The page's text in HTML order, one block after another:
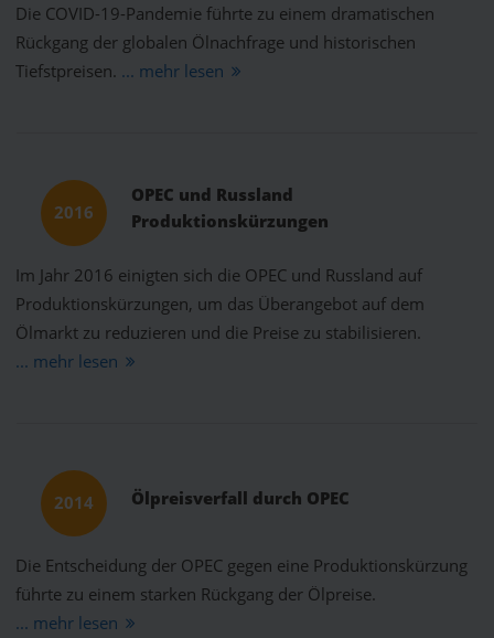
Die COVID-19-Pandemie führte zu einem dramatischen
Rückgang der globalen Ölnachfrage und historischen
Tiefstpreisen. ... mehr lesen
2016
OPEC und Russland
Produktionskürzungen
Im Jahr 2016 einigten sich die OPEC und Russland auf
Produktionskürzungen, um das Überangebot auf dem
Ölmarkt zu reduzieren und die Preise zu stabilisieren.
... mehr lesen
2014 Ölpreisverfall durch OPEC
Die Entscheidung der OPEC gegen eine Produktionskürzung
führte zu einem starken Rückgang der Ölpreise.
... mehr lesen